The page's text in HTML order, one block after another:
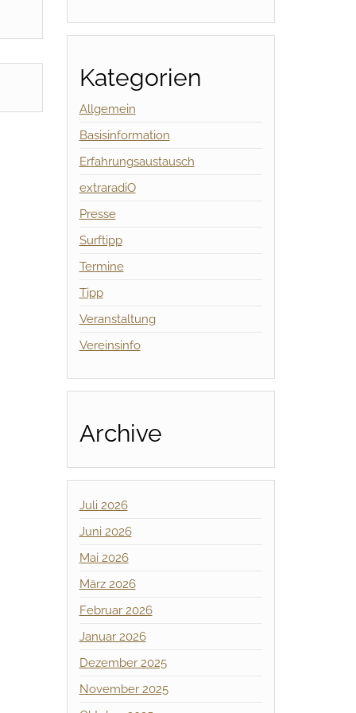
Kategorien
Allgemein
Basisinformation
Erfahrungsaustausch
extraradiO
Presse
Surftipp
Termine
Tipp
Veranstaltung
Vereinsinfo
Archive
Juli 2026
Juni 2026
Mai 2026
März 2026
Februar 2026
Januar 2026
Dezember 2025
November 2025